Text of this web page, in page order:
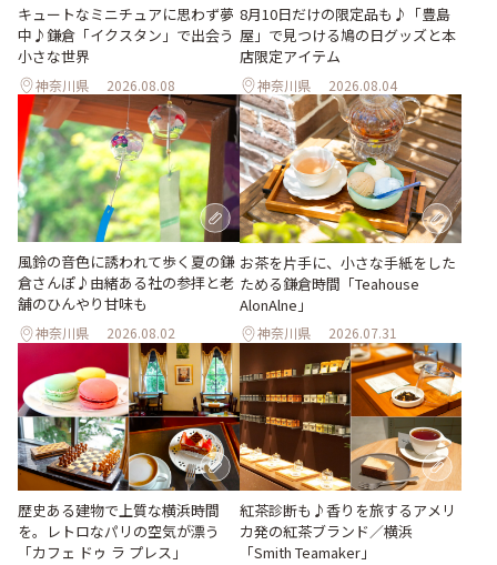
キュートなミニチュアに思わず夢
中♪鎌倉「イクスタン」で出会う
小さな世界
神奈川県 2026.08.08
8月10日だけの限定品も♪「豊島
屋」で見つける鳩の日グッズと本
店限定アイテム
神奈川県 2026.08.04
風鈴の音色に誘われて歩く夏の鎌
倉さんぽ♪由緒ある社の参拝と老
舗のひんやり甘味も
神奈川県 2026.08.02
お茶を片手に、小さな手紙をした
ためる鎌倉時間「Teahouse
AlonAlne」
神奈川県 2026.07.31
歴史ある建物で上質な横浜時間
を。レトロなパリの空気が漂う
「カフェ ドゥ ラ プレス」
紅茶診断も♪香りを旅するアメリ
カ発の紅茶ブランド／横浜
「Smith Teamaker」